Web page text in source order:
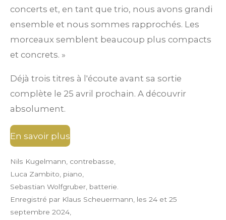
concerts et, en tant que trio, nous avons grandi
ensemble et nous sommes rapprochés. Les
morceaux semblent beaucoup plus compacts
et concrets. »
Déjà trois titres à l'écoute avant sa sortie
complète le 25 avril prochain. A découvrir
absolument.
En savoir plus
Nils Kugelmann, contrebasse,
Luca Zambito, piano,
Sebastian Wolfgruber, batterie.
Enregistré par Klaus Scheuermann, les 24 et 25
septembre 2024,